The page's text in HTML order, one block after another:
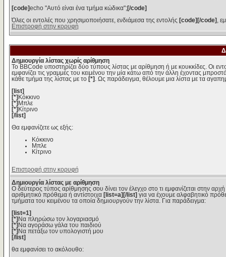
[code] echo "Αυτό είναι ένα τμήμα κώδικα"; [/code]
Όλες οι εντολές που χρησιμοποιήσατε, ενδιάμεσα της εντολής
[code][/code]
,
Επιστροφή στην κορυφή
Δημιουργία λίστας χωρίς αρίθμηση
Το BBCode υποστηρίζει δύο τύπους λίστας με αρίθμηση ή με κουκκίδες. Οι
εμφανίζει τις γραμμές του κειμένου την μία κάτω από την άλλη έχοντας
κάθε τμήμα της λίστας με το [*]
. Ως παράδειγμα, θέλουμε μια λίστα με τα
[list]
[*] Κόκκινο
[*] Μπλε
[*] Κίτρινο
[/list]
Θα εμφανίζετε ως εξής:
Κόκκινο
Μπλε
Κίτρινο
Επιστροφή στην κορυφή
Δημιουργία λίστας με αρίθμηση
Ο δεύτερος τύπος αρίθμησης σου δίνει τον έλεγχο στο τι εμφανίζεται στην
αριθμητικό πρόθεμα ή αντίστοιχα
[list=a][/list] για να έχουμε αλφαβητικό
τμήματα του κειμένου τα οποία δημιουργούν την λίστα. Για παράδειγμα:
[list=1]
[*] Να πληρώσω τον λογαριασμό
[*] Να αγοράσω γάλα του παιδιού
[*] Να πετάξω τον υπολογιστή μου
[/list]
θα εμφανίσει το ακόλουθο: